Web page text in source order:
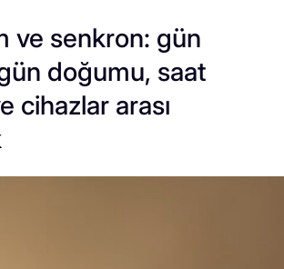
ve senkron: gün
doğumu, saat
cihazlar arası